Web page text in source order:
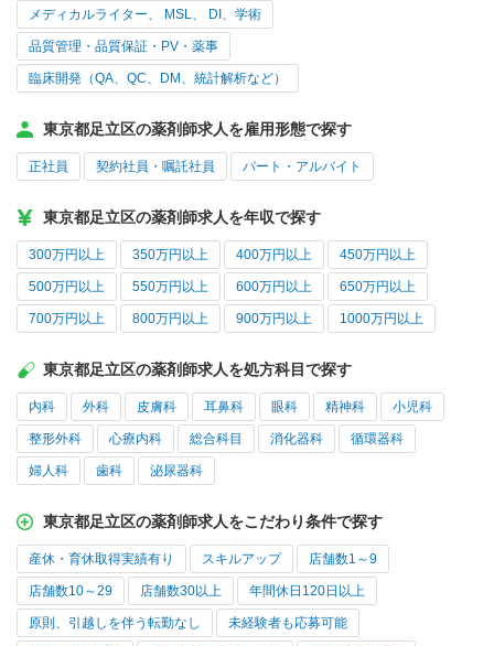
メディカルライター、 MSL、 DI、学術
品質管理・品質保証・PV・薬事
臨床開発（QA、QC、DM、統計解析など）
東京都足立区の薬剤師求人を雇用形態で探す
正社員 契約社員・嘱託社員 パート・アルバイト
東京都足立区の薬剤師求人を年収で探す
300万円以上 350万円以上 400万円以上 450万円以上
500万円以上 550万円以上 600万円以上 650万円以上
700万円以上 800万円以上 900万円以上 1000万円以上
東京都足立区の薬剤師求人を処方科目で探す
内科 外科 皮膚科 耳鼻科 眼科 精神科 小児科
整形外科 心療内科 総合科目 消化器科 循環器科
婦人科 歯科 泌尿器科
東京都足立区の薬剤師求人をこだわり条件で探す
産休・育休取得実績有り スキルアップ 店舗数1～9
店舗数10～29 店舗数30以上 年間休日120日以上
原則、引越しを伴う転勤なし 未経験者も応募可能